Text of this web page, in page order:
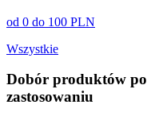
od 0 do 100 PLN
Wszystkie
Dobór produktów po
zastosowaniu